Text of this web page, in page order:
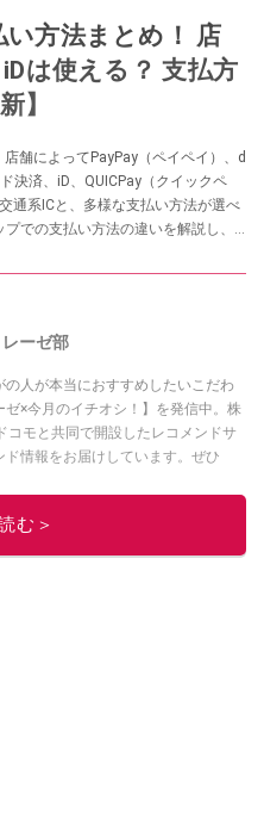
い方法まとめ！ 店
は使える？ 支払方
】
舗によってPayPay（ペイペイ）、d
決済、iD、QUICPay（クイックペ
通系ICと、多様な支払い方法が選べ
での支払い方法の違いを解説し、
ーゼ部
の人が本当におすすめしたいこだわ
×今月のイチオシ！】を発信中。株
モと共同で開設したレコメンドサ
情報をお届けしています。ぜひ
チオシストの他の記事を読む
む＞